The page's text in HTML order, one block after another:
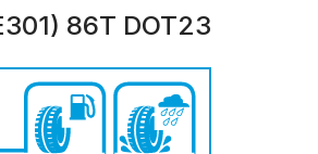
86T DOT23